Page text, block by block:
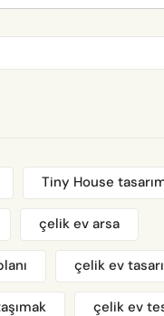
Tiny House
çelik ev arsa
çelik ev
çelik ev